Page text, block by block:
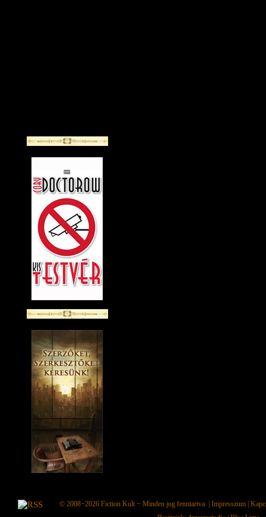
© 2008−2026 Fiction Kult − Minden jog fenntartva. | Impresszum